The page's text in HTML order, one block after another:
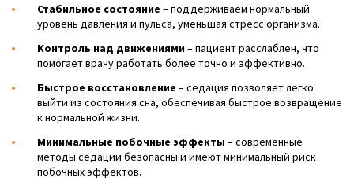
Стабильное состояние – поддерживаем нормальный
уровень давления и пульса, уменьшая стресс организма.
Контроль над движениями– пациент расслаблен, что
помогает врачу работать более точно и эффективно.
Быстрое восстановление – седация позволяет легко
выйти из состояния сна, обеспечивая быстрое возвращение
к нормальной жизни.
Минимальные побочные эффекты – современные
методы седации безопасны и имеют минимальный риск
побочных эффектов.